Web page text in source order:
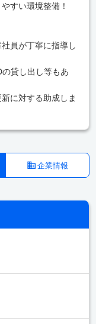
すい環境整備！
員が丁寧に指導し
の貸し出し等もあ
に対する助成しま
企業情報